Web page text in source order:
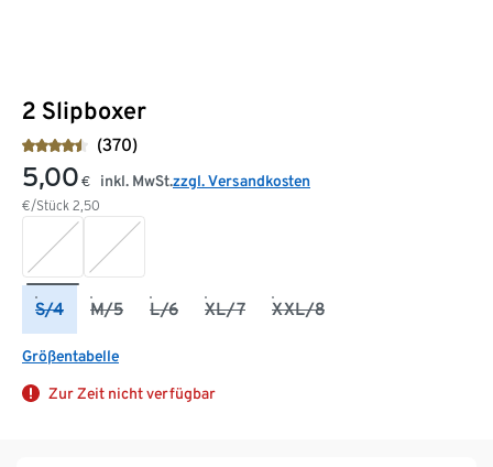
2 Slipboxer
(370)
5,00 €
€/Stück 2,50
inkl. MwSt.zzgl. Versandkosten
S/4 M/5 L/6 XL/7 XXL/8
Größentabelle
Zur Zeit nicht verfügbar